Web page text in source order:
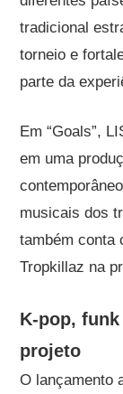
tradicional
torneio e
parte da
Em “Goals”,
em uma
musicais dos
também conta
Tropkillaz na
K-pop,
projeto
O lançamento